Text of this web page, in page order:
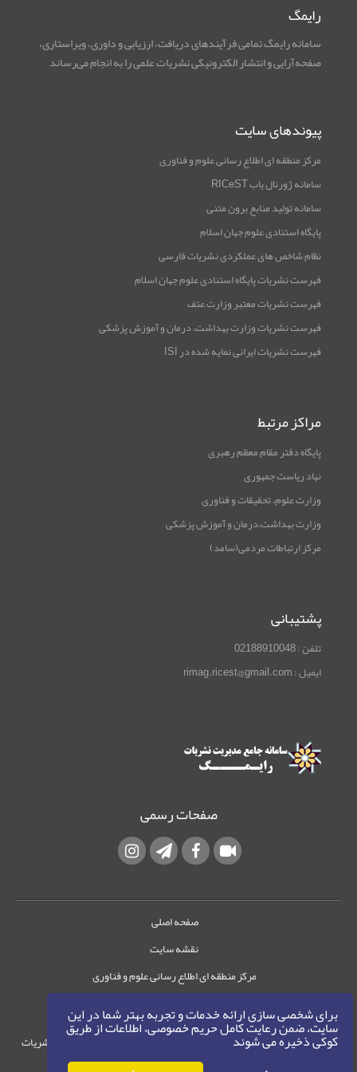
برای شخصی سازی ارائه خدمات و تجربه بهتر شما در این
سایت، ضمن رعایت کامل حریم خصوصی، اطلاعات از طریق
کوکی ذخیره می شوند
رایمگ
سامانه رایمگ تمامی فرآیندهای دریافت، ارزیابی و داوری، ویراستاری،
صفحه‌آرایی و انتشار الکترونیکی نشریات علمی را به انجام می‌رساند
پیوندهای سایت
مرکز منطقه ای اطلاع رسانی علوم و فناوری
سامانه ژورنال یاب RICeST
سامانه تولید منابع برون متنی
پایگاه استنادی علوم جهان اسلام
نظام شاخص های عملکردی نشریات فارسی
فهرست نشریات پایگاه استنادی علوم جهان اسلام
فهرست نشریات معتبر وزارت عتف
فهرست نشریات وزارت بهداشت، درمان و آموزش پزشکی
فهرست نشریات ایرانی نمایه شده در ISI
مراکز مرتبط
پایگاه دفتر مقام معظم رهبری
نهاد ریاست جمهوری
وزارت علوم، تحقیقات و فناوری
وزارت بهداشت،درمان و آموزش پزشکی
مرکز ارتباطات مردمی(سامد)
پشتیبانی
تلفن : 02188910048
ایمیل : rimag.ricest@gmail.com
صفحات رسمی
صفحه اصلی
نقشه سایت
مرکز منطقه ای اطلاع رسانی علوم و فناوری
حقوق این وب‌سایت متعلق به سامانه مدیریت نشریات
رایمگ است.